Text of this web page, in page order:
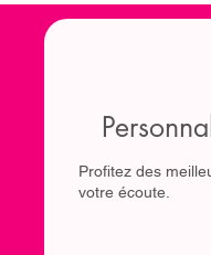
Profitez des
votre écoute.